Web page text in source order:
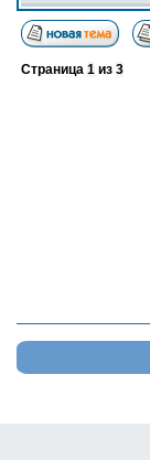
Страница 1 из 3